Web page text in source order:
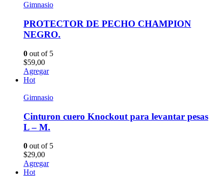
Gimnasio
PROTECTOR DE PECHO CHAMPION
NEGRO.
0 out of 5
$59,00
Agregar
Hot
Gimnasio
Cinturon cuero Knockout para levantar pesas
L – M.
0 out of 5
$29,00
Agregar
Hot